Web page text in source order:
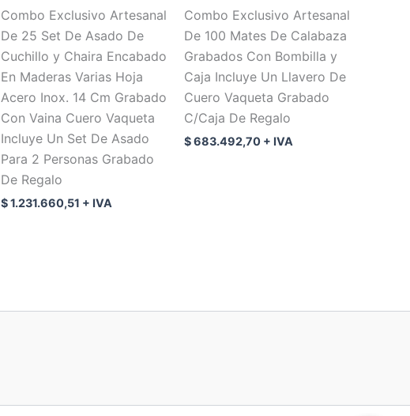
Combo Exclusivo Artesanal
De 25 Set De Asado De
Cuchillo y Chaira Encabado
En Maderas Varias Hoja
Acero Inox. 14 Cm Grabado
Con Vaina Cuero Vaqueta
Incluye Un Set De Asado
Para 2 Personas Grabado
De Regalo
$1.231.660,51 + IVA
Combo Exclusivo Artesanal
De 100 Mates De Calabaza
Grabados Con Bombilla y
Caja Incluye Un Llavero De
Cuero Vaqueta Grabado
C/Caja De Regalo
$683.492,70 + IVA